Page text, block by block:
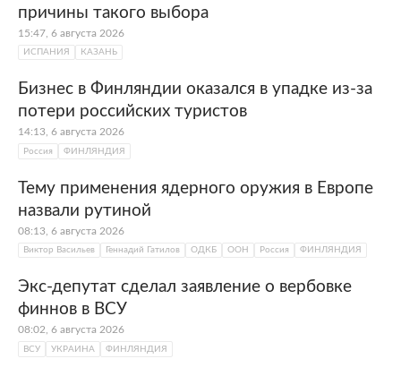
причины такого выбора
15:47, 6 августа 2026
ИСПАНИЯ КАЗАНЬ
Бизнес в Финляндии оказался в упадке из-за
потери российских туристов
14:13, 6 августа 2026
Россия ФИНЛЯНДИЯ
Тему применения ядерного оружия в Европе
назвали рутиной
08:13, 6 августа 2026
Виктор Васильев Геннадий Гатилов ОДКБ ООН Россия ФИНЛЯНДИЯ
Экс-депутат сделал заявление о вербовке
финнов в ВСУ
08:02, 6 августа 2026
ВСУ УКРАИНА ФИНЛЯНДИЯ